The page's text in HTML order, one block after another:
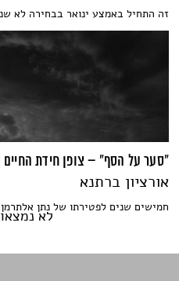
זה התחיל באמצע ינואר בבחירה לא
"סער על הסף" – צופן חידת
אורציון ברתנא
חמישים שנים לפטירתו של נתן אלתרמן (28.3.1970, כ' אדר תש"ל)
לא